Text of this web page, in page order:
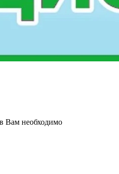
Вам необходимо